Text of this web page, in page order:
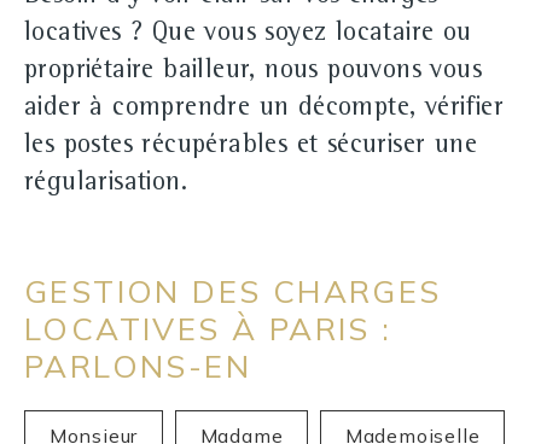
locatives ? Que vous soyez locataire ou
propriétaire bailleur, nous pouvons vous
aider à comprendre un décompte, vérifier
les postes récupérables et sécuriser une
régularisation.
GESTION DES CHARGES
LOCATIVES À PARIS :
PARLONS-EN
Civilité :
Monsieur Madame Mademoiselle